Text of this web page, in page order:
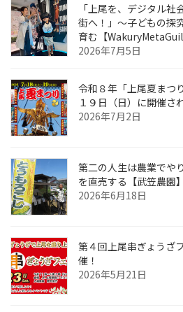
「上尾を、デジタル
街へ！」〜子どもの探
育む【
2026年7月5日
令和８年「上尾夏まつ
１９日（日）に開催さ
2026年7月2日
第二の人生は農業でや
を直売する【武笠農園】
2026年6月18日
第４回上尾串ぎょう
催！
2026年5月21日